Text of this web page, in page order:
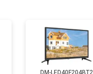
Заказать
DM-LED40F204BT2